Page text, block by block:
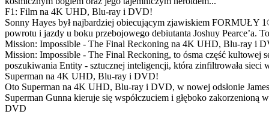
F1: Film na 4K UHD, Blu-ray i DVD!
Sonny Hayes był najbardziej obiecującym zjawiskiem FORMUŁY
powrotu i jazdy u boku przebojowego debiutanta Joshuy Pearce’a.
Mission: Impossible - The Final Reckoning na 4K UHD, Blu-ray i
Mission: Impossible - The Final Reckoning, to ósma część kultowej
poszukiwania Entity - sztucznej inteligencji, która zinfiltrowała sieci
Superman na 4K UHD, Blu-ray i DVD!
Oto Superman na 4K UHD, Blu-ray i DVD, w nowej odsłonie
Superman Gunna kieruje się współczuciem i głęboko zakorzenioną
DVD